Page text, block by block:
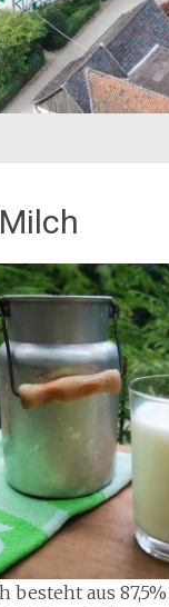
besteht aus 87,5%